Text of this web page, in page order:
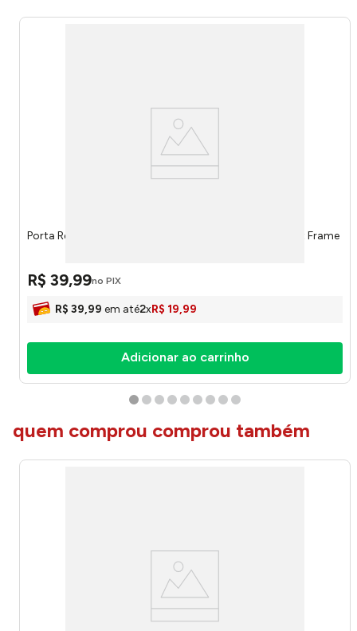
Porta Retrato Luxo Madeira Moldura 15x21cm 523 - Art Frame
R$ 39,99no PIX
R$ 39,99 em até2xR$ 19,99
Adicionar ao carrinho
quem comprou comprou também